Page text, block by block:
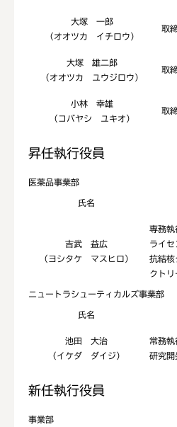
大塚 一郎
（オオツカ イチロウ）
取
大塚 雄二郎
（オオツカ ユウジロウ）
取
小林 幸雄
（コバヤシ ユキオ）
取
昇任執行役員
医薬品事業部
氏名
吉武 益広
（ヨシタケ マスヒロ）
専務執
ライセ
抗結核
クトリ
ニュートラシューティカルズ事業部
氏名
池田 大治
（イケダ ダイジ）
常務執
研究開
新任執行役員
事業部